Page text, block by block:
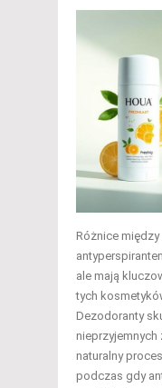
Różnice
ale mają
tych
Dezodoranty
naturalny
podczas gdy